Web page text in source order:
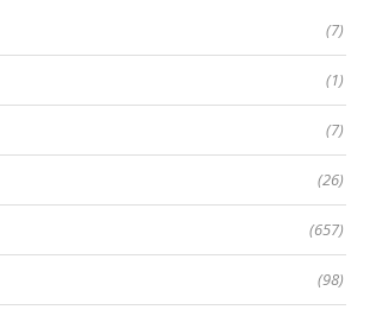
(7)
(1)
(7)
(26)
(657)
(98)